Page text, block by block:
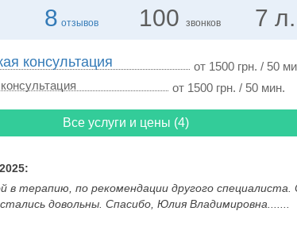
8 отзывов 100 звонков 7 л.
консультация
от 1500 грн. / 50
от 1500 грн. / 50 мин.
Все услуги и цены (4)
в терапию, по рекомендации другого специалиста.
довольны. Спасибо, Юлия Владимировна.......